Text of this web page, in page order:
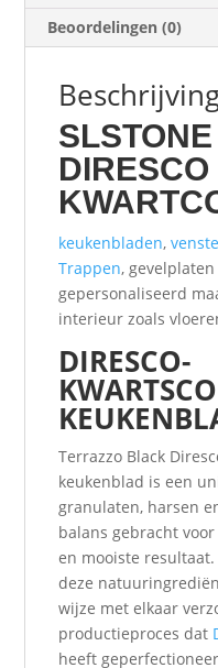
Beoordelingen (0)
DIRESCO
keukenbladen,
Trappen,
gepersonaliseerd
interieur zoals
DIRESCO-
Terrazzo Black
keukenblad is een
granulaten, harsen
balans gebracht
en mooiste
deze
wijze met elkaar
productieproces dat
heeft